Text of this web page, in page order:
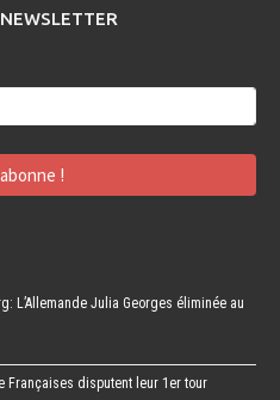
L’Allemande Julia Georges éliminée au
Françaises disputent leur 1er tour